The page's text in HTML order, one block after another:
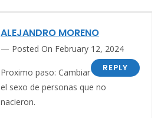
ALEJANDRO MORENO
Posted On February 12, 2024
REPLY
Proximo paso: Cambiar
el sexo de personas que no
nacieron.